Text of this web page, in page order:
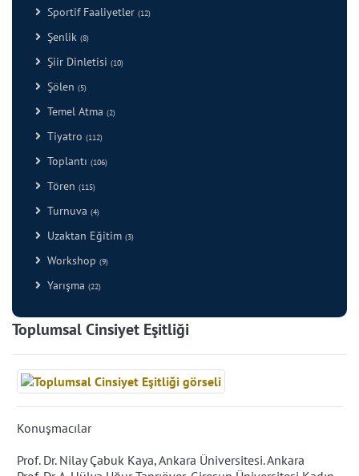
Sportif Faaliyetler (12)
Şenlik (8)
Şiir Dinletisi (10)
Şölen (5)
Temel Atma (2)
Tiyatro (112)
Toplantı (106)
Tören (115)
Turnuva (4)
Uzaktan Eğitim (3)
Workshop (9)
Yarışma (22)
Toplumsal Cinsiyet Eşitliği
Konuşmacılar
Prof. Dr. Nilay Çabuk Kaya, Ankara Üniversitesi. Ankara